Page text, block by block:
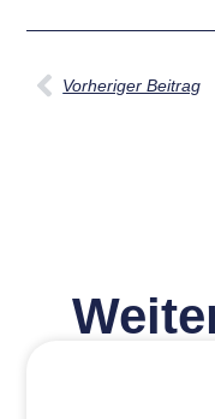
Vorheriger Beitrag